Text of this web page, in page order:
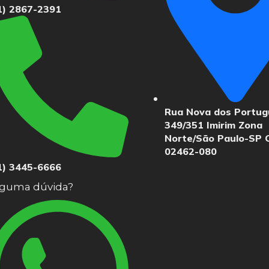
2867-2391
3445-6666
dúvida?
Rua Nova dos
349/351 Imirim Zona
Norte/São Paulo-SP
02462-080